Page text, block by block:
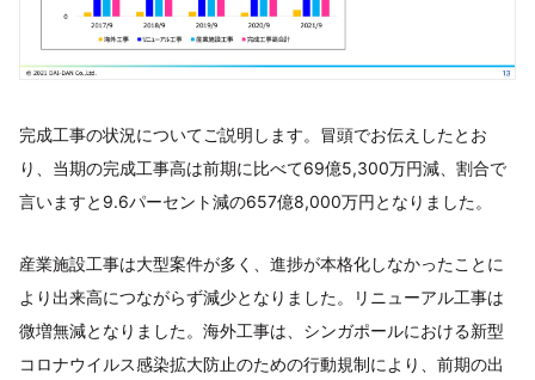
完成工事の状況についてご説明します。冒頭でお伝えしたとお
り、当期の完成工事高は前期に比べて69億5,300万円減、割合で
言いますと9.6パーセント減の657億8,000万円となりました。
産業施設工事は大型案件が多く、進捗が本格化しなかったことに
より出来高につながらず減少となりました。リニューアル工事は
微増無減となりました。海外工事は、シンガポールにおける新型
コロナウイルス感染拡大防止のための行動規制により、前期の出